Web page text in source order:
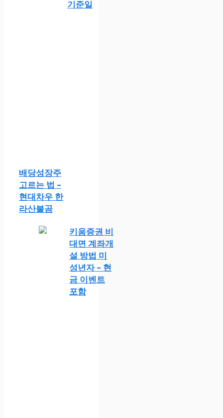
기준일
배당성장주
고르는 법 –
현대차우 한
라산불곰
키움증권 비
대면 계좌개
설 방법 미
성년자 – 현
금 이벤트
포함